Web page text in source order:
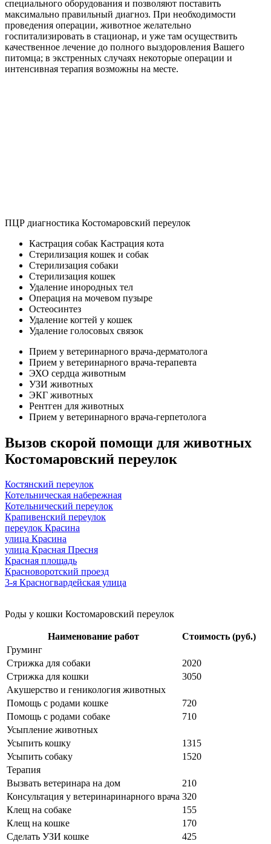
специального оборудования и позволяют поставить
максимально правильный диагноз. При необходимости
проведения операции, животное желательно
госпитализировать в стационар, и уже там осуществить
качественное лечение до полного выздоровления Вашего
питомца; в экстренных случаях некоторые операции и
интенсивная терапия возможны на месте.
ПЦР диагностика Костомаровский переулок
Кастрация собак Кастрация кота
Стерилизация кошек и собак
Стерилизация собаки
Стерилизация кошек
Удаление инородных тел
Операция на мочевом пузыре
Остеосинтез
Удаление когтей у кошек
Удаление голосовых связок
Прием у ветеринарного врача-дерматолога
Прием у ветеринарного врача-терапевта
ЭХО сердца животным
УЗИ животных
ЭКГ животных
Рентген для животных
Прием у ветеринарного врача-герпетолога
Вызов скорой помощи для животных
Костомаровский переулок
Костянский переулок
Котельническая набережная
Котельнический переулок
Крапивенский переулок
переулок Красина
улица Красина
улица Красная Пресня
Красная площадь
Красноворотский проезд
3-я Красногвардейская улица
Роды у кошки Костомаровский переулок
Наименование работ
Стоимость (руб.)
Груминг
Стрижка для собаки
2020
Стрижка для кошки
3050
Акушерство и геникология животных
Помощь с родами кошке
720
Помощь с родами собаке
710
Усыпление животных
Усыпить кошку
1315
Усыпить собаку
1520
Терапия
Вызвать ветеринара на дом
210
Консультация у ветеринаринарного врача 320
Клещ на собаке
155
Клещ на кошке
170
Сделать УЗИ кошке
425